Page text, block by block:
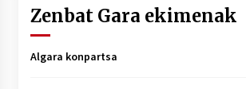
Zenbat Gara ekimenak
Algara konpartsa